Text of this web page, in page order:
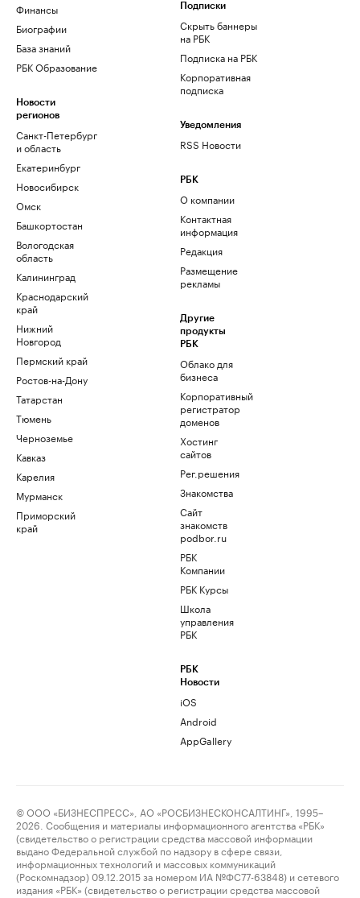
Финансы
Биографии
База знаний
РБК Образование
Новости
регионов
Санкт-Петербург
и область
Екатеринбург
Новосибирск
Омск
Башкортостан
Вологодская
область
Калининград
Краснодарский
край
Нижний
Новгород
Пермский край
Ростов-на-Дону
Татарстан
Тюмень
Черноземье
Кавказ
Карелия
Мурманск
Приморский
край
Подписки
Скрыть баннеры
на РБК
Подписка на РБК
Корпоративная
подписка
Уведомления
RSS Новости
РБК
О компании
Контактная
информация
Редакция
Размещение
рекламы
Другие
продукты
РБК
Облако для
бизнеса
Корпоративный
регистратор
доменов
Хостинг
сайтов
Рег.решения
Знакомства
Сайт
знакомств
podbor.ru
РБК
Компании
РБК Курсы
Школа
управления
РБК
РБК
Новости
iOS
Android
AppGallery
© ООО «БИЗНЕСПРЕСС», АО «РОСБИЗНЕСКОНСАЛТИНГ», 1995–
2026. Сообщения и материалы информационного агентства «РБК»
(свидетельство о регистрации средства массовой информации
выдано Федеральной службой по надзору в сфере связи,
информационных технологий и массовых коммуникаций
(Роскомнадзор) 09.12.2015 за номером ИА №ФС77-63848) и сетевого
издания «РБК» (свидетельство о регистрации средства массовой